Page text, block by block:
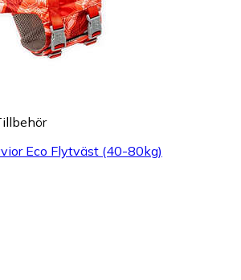
Eco Flytväst (40-80kg)